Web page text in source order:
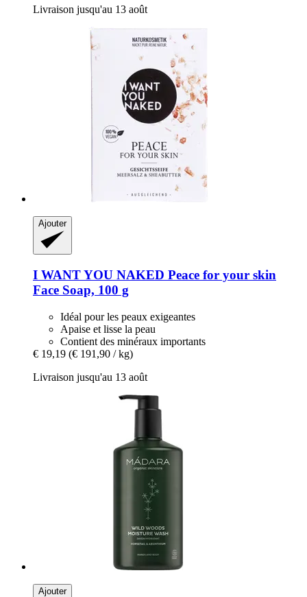
Livraison jusqu'au 13 août
Ajouter
I WANT YOU NAKED Peace for your skin
Face Soap, 100 g
Idéal pour les peaux exigeantes
Apaise et lisse la peau
Contient des minéraux importants
€ 19,19 (€ 191,90 / kg)
Livraison jusqu'au 13 août
Ajouter